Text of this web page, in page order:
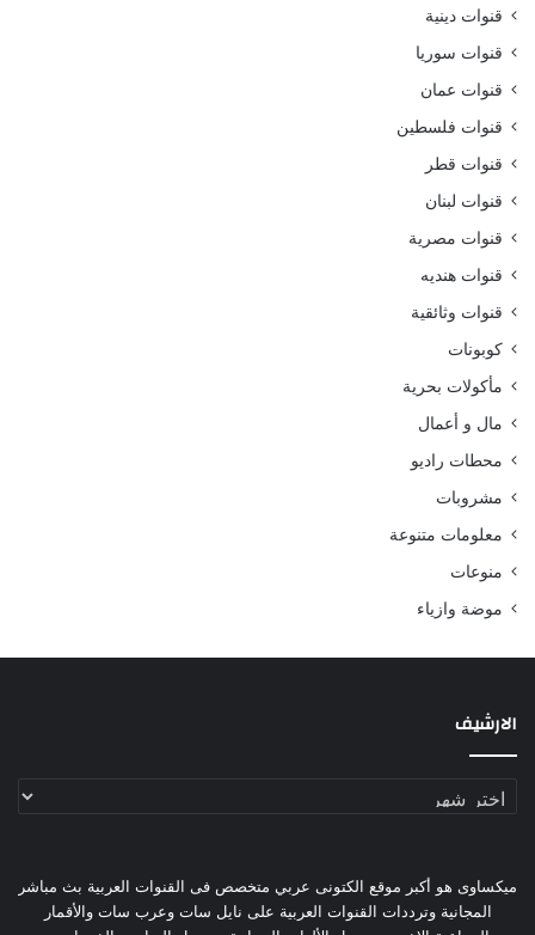
قنوات دينية
قنوات سوريا
قنوات عمان
قنوات فلسطين
قنوات قطر
قنوات لبنان
قنوات مصرية
قنوات هنديه
قنوات وثائقية
كوبونات
مأكولات بحرية
مال و أعمال
محطات راديو
مشروبات
معلومات متنوعة
منوعات
موضة وازياء
الارشيف
الارشيف
ميكساوى هو أكبر موقع الكتونى عربي متخصص فى القنوات العربية بث مباشر
المجانية وترددات القنوات العربية على نايل سات وعرب سات والأقمار